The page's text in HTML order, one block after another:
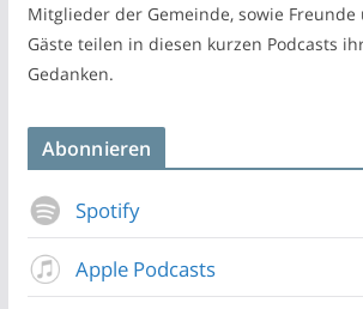
Mitglieder der Gemeinde, sowie Freunde
Gäste teilen in diesen kurzen Podcasts
Gedanken.
Abonnieren
Spotify
Apple Podcasts